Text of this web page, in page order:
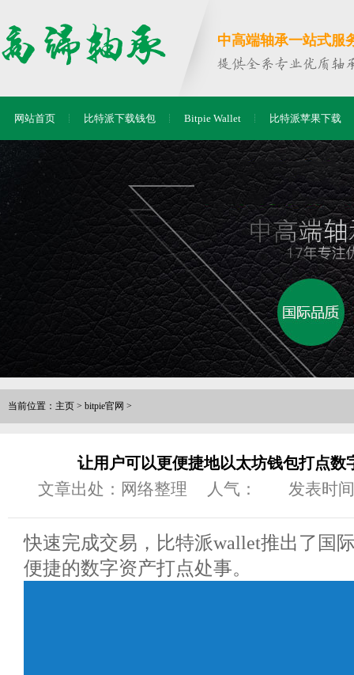
中高端轴承一站式服
网站首页 比特派下载钱包 Bitpie Wallet 比特派苹果下载
当前位置： 主页 > bitpie官网 >
让用户可以更便捷地以太坊钱包打点数
文章出处：网络整理 人气： 发表时
快速完成交易，比特派wallet推出了国
便捷的数字资产打点处事。